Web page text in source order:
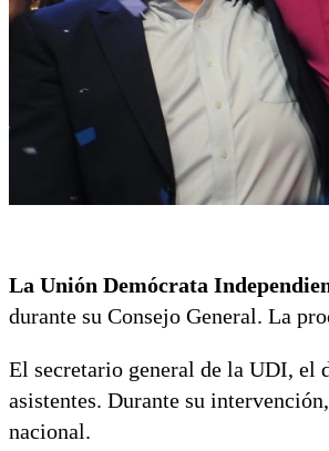
La Unión Demócrata
durante su Consejo General. La
El secretario general de la UDI, el
asistentes. Durante su
nacional.